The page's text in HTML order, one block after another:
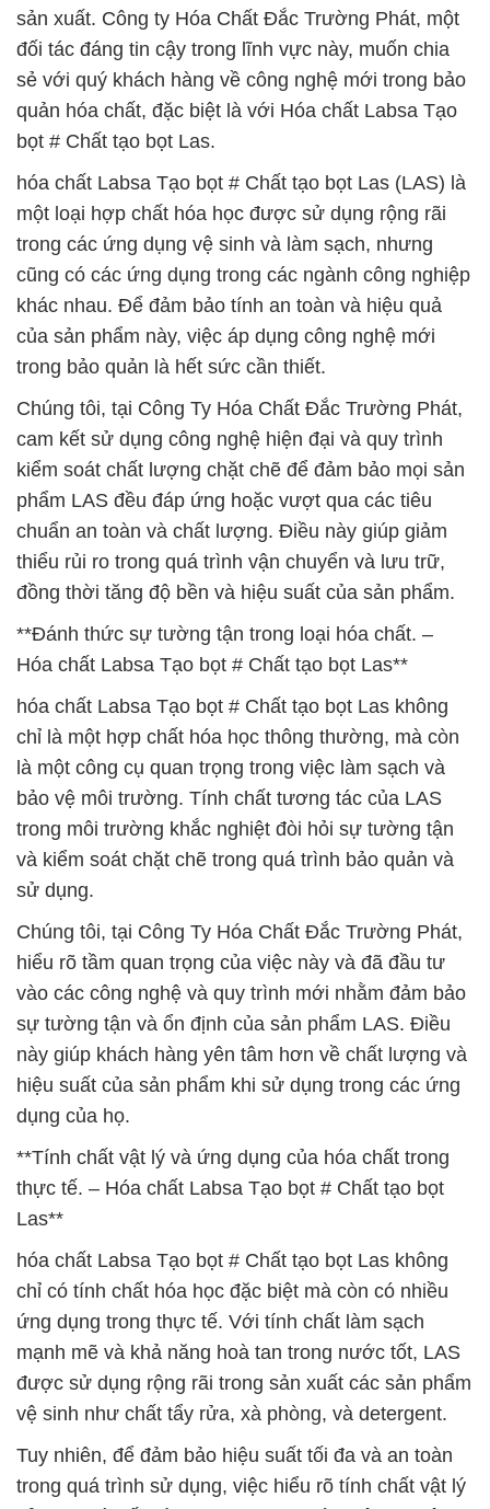
sản xuất. Công ty Hóa Chất Đắc Trường Phát, một
đối tác đáng tin cậy trong lĩnh vực này, muốn chia
sẻ với quý khách hàng về công nghệ mới trong bảo
quản hóa chất, đặc biệt là với Hóa chất Labsa Tạo
bọt # Chất tạo bọt Las.
hóa chất Labsa Tạo bọt # Chất tạo bọt Las (LAS) là
một loại hợp chất hóa học được sử dụng rộng rãi
trong các ứng dụng vệ sinh và làm sạch, nhưng
cũng có các ứng dụng trong các ngành công nghiệp
khác nhau. Để đảm bảo tính an toàn và hiệu quả
của sản phẩm này, việc áp dụng công nghệ mới
trong bảo quản là hết sức cần thiết.
Chúng tôi, tại Công Ty Hóa Chất Đắc Trường Phát,
cam kết sử dụng công nghệ hiện đại và quy trình
kiểm soát chất lượng chặt chẽ để đảm bảo mọi sản
phẩm LAS đều đáp ứng hoặc vượt qua các tiêu
chuẩn an toàn và chất lượng. Điều này giúp giảm
thiểu rủi ro trong quá trình vận chuyển và lưu trữ,
đồng thời tăng độ bền và hiệu suất của sản phẩm.
**Đánh thức sự tường tận trong loại hóa chất. –
Hóa chất Labsa Tạo bọt # Chất tạo bọt Las**
hóa chất Labsa Tạo bọt # Chất tạo bọt Las không
chỉ là một hợp chất hóa học thông thường, mà còn
là một công cụ quan trọng trong việc làm sạch và
bảo vệ môi trường. Tính chất tương tác của LAS
trong môi trường khắc nghiệt đòi hỏi sự tường tận
và kiểm soát chặt chẽ trong quá trình bảo quản và
sử dụng.
Chúng tôi, tại Công Ty Hóa Chất Đắc Trường Phát,
hiểu rõ tầm quan trọng của việc này và đã đầu tư
vào các công nghệ và quy trình mới nhằm đảm bảo
sự tường tận và ổn định của sản phẩm LAS. Điều
này giúp khách hàng yên tâm hơn về chất lượng và
hiệu suất của sản phẩm khi sử dụng trong các ứng
dụng của họ.
**Tính chất vật lý và ứng dụng của hóa chất trong
thực tế. – Hóa chất Labsa Tạo bọt # Chất tạo bọt
Las**
hóa chất Labsa Tạo bọt # Chất tạo bọt Las không
chỉ có tính chất hóa học đặc biệt mà còn có nhiều
ứng dụng trong thực tế. Với tính chất làm sạch
mạnh mẽ và khả năng hoà tan trong nước tốt, LAS
được sử dụng rộng rãi trong sản xuất các sản phẩm
vệ sinh như chất tẩy rửa, xà phòng, và detergent.
Tuy nhiên, để đảm bảo hiệu suất tối đa và an toàn
trong quá trình sử dụng, việc hiểu rõ tính chất vật lý